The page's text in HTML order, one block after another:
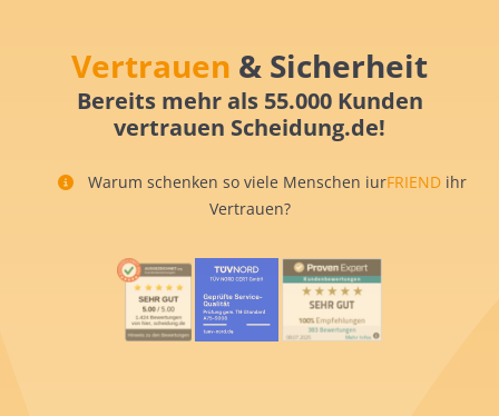
Vertrauen & Sicherheit
Bereits mehr als 55.000 Kunden
vertrauen Scheidung.de!
Warum schenken so viele Menschen iurFRIEND ihr
Vertrauen?